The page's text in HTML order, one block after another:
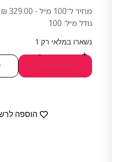
מחיר ל־100 מ״ל -
₪ 329.00
גודל מ״ל: 100
נשארו במלאי רק 1
-
+
הוספה לסל
הוספה